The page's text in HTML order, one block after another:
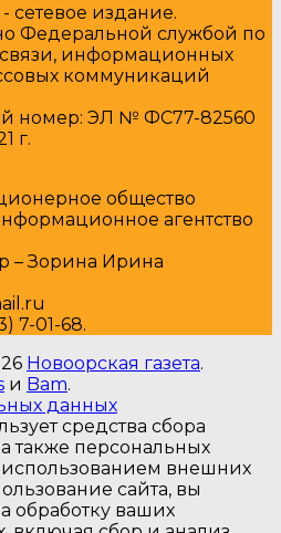
сетевое издание.
Федеральной службой по
информационных
коммуникаций
номер: ЭЛ № ФС77-82560
г.
общество
агентство
– Зорина Ирина
7-01-68.
Новоорская газета.
и Bam.
данных
средства сбора
также персональных
использованием внешних
сайта, вы
обработку ваших